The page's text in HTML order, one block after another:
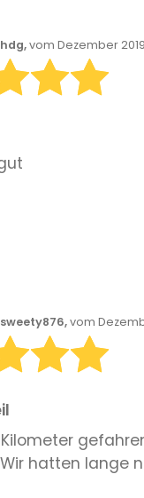
hdg,vom Dezember
sweety876,vom
hatten lange